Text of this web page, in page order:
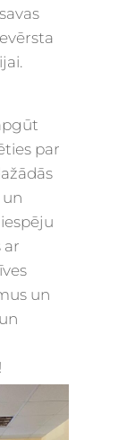
par
un
ar
un